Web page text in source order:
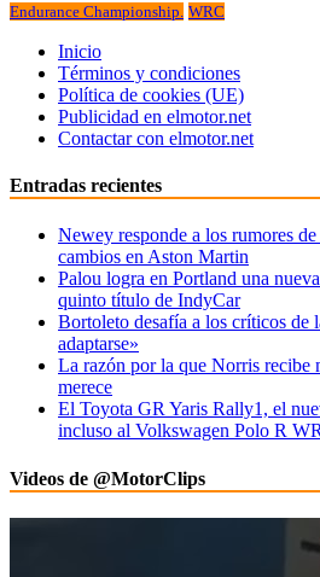
Endurance Championship. WRC
Inicio
Términos y condiciones
Política de cookies (UE)
Publicidad en elmotor.net
Contactar con elmotor.net
Entradas recientes
Newey responde a los rumores
cambios en Aston Martin
Palou logra en Portland una
quinto título de IndyCar
Bortoleto desafía a los críticos
adaptarse»
La razón por la que Norris recibe
merece
El Toyota GR Yaris Rally1, el
incluso al Volkswagen Polo R
Videos de @MotorClips